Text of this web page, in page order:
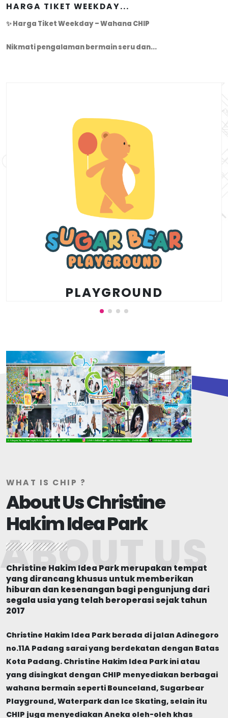
HARGA TIKET WEEKDAY...
✨ Harga Tiket Weekday – Wahana CHIP
Nikmati pengalaman bermain seru dan...
ICE LAND
Bermain ice skating pertama di kota
padang. Nikmati Keseruannya
ABOUT US
WHAT IS CHIP ?
About Us Christine
Hakim Idea Park
Christine Hakim Idea Park merupakan tempat
yang dirancang khusus untuk memberikan
hiburan dan kesenangan bagi pengunjung dari
segala usia yang telah beroperasi sejak tahun
2017
Christine Hakim Idea Park berada di jalan Adinegoro
no.11A Padang sarai yang berdekatan dengan Batas
Kota Padang. Christine Hakim Idea Park ini atau
yang disingkat dengan CHIP menyediakan berbagai
wahana bermain seperti Bounceland, Sugarbear
Playground, Waterpark dan Ice Skating, selain itu
CHIP juga menyediakan Aneka oleh-oleh khas